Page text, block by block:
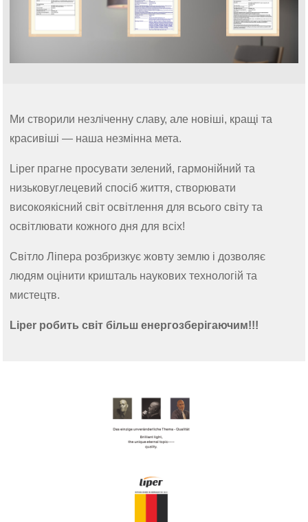
Ми створили незліченну славу, але новіші, кращі та
красивіші — наша незмінна мета.
Liper прагне просувати зелений, гармонійний та
низьковуглецевий спосіб життя, створювати
високоякісний світ освітлення для всього світу та
освітлювати кожного дня для всіх!
Світло Ліпера розбризкує жовту землю і дозволяє
людям оцінити кришталь наукових технологій та
мистецтв.
Liper робить світ більш енергозберігаючим!!!